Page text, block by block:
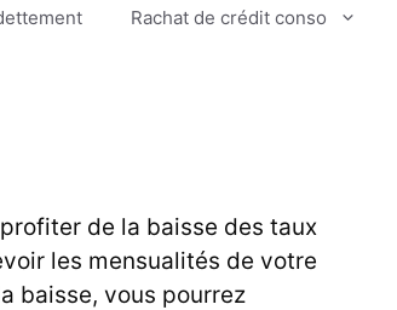
Rachat de crédit conso
de la baisse des taux
les mensualités de votre
baisse, vous pourrez